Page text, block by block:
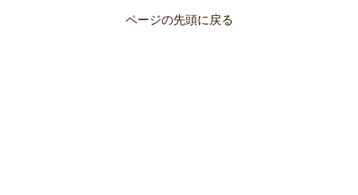
ページの先頭に戻る